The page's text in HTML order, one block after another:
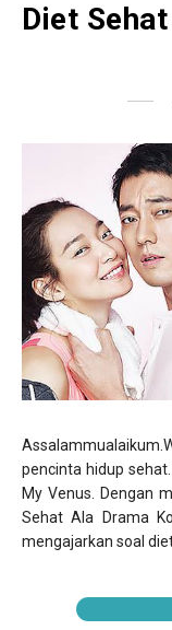
Diet
pencinta hidup
My Venus. Dengan
Sehat Ala Drama
mengajarkan soal